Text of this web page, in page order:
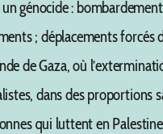
génocide :
; déplacements
de Gaza, où
dans des
qui luttent en